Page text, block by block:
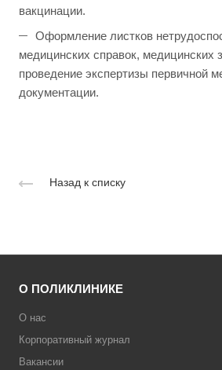
вакцинации.
Оформление листков
медицинских справок, медицинских
проведение экспертизы первичной
документации.
Назад к списку
О ПОЛИКЛИНИКЕ
О нас
Корпоративный журнал
Вакансии